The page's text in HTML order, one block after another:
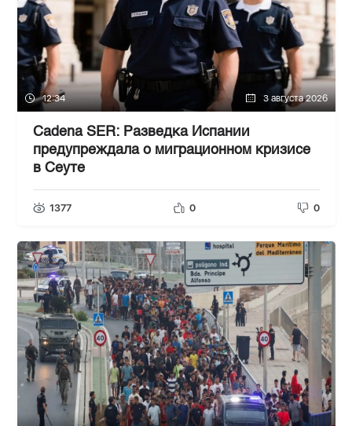
12:34 3 августа 2026
Cadena SER: Разведка Испании
предупреждала о миграционном кризисе
в Сеуте
1377 0 0